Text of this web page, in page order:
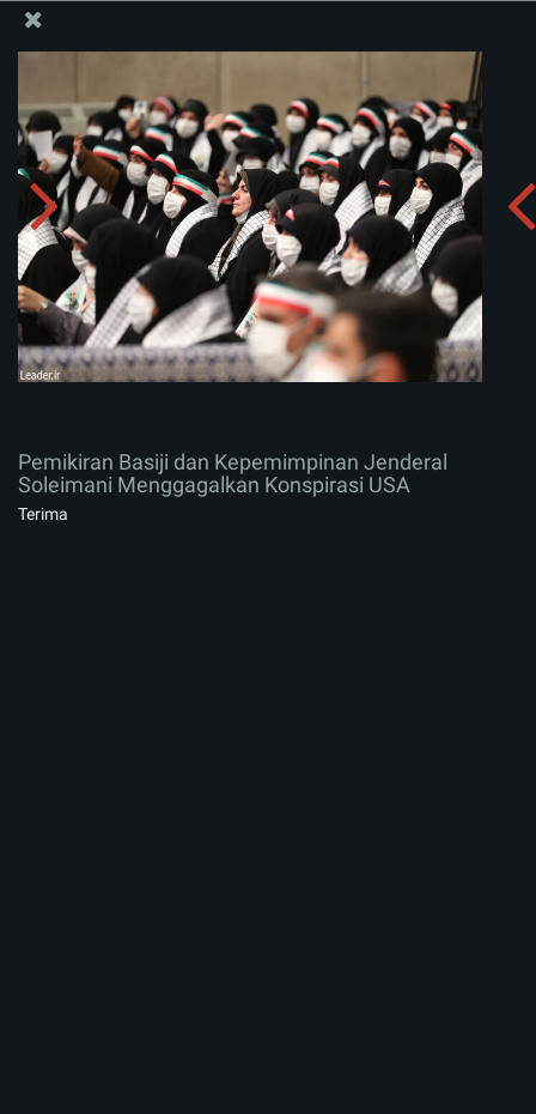
Situs Media Informasi Kantor Imam Khamenei
Pemikiran Basiji dan Kepemimpinan Jenderal
Soleimani Menggagalkan Konspirasi USA
Menerima album:
Pemikiran Basiji dan Kepemimpinan Jenderal
Soleimani Menggagalkan Konspirasi USA
Terima